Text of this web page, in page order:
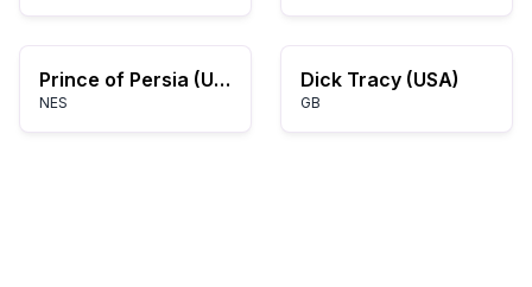
Prince of Persia (USA)
NES
Dick Tracy (USA)
GB